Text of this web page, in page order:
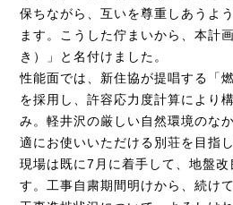
保ちながら、互いを尊重しあうよ
ます。こうした佇まいから、本計
き）」と名付けました。
性能面では、新住協が提唱する「
を採用し、許容応力度計算により
み。軽井沢の厳しい自然環境のな
適にお使いいただける別荘を目指
現場は既に7月に着手して、地盤改
す。工事自粛期間明けから、続け